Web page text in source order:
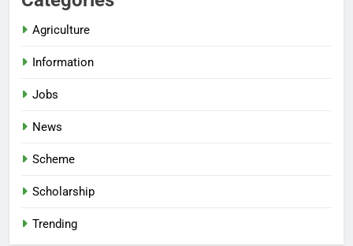
Agriculture
Information
Jobs
News
Scheme
Scholarship
Trending